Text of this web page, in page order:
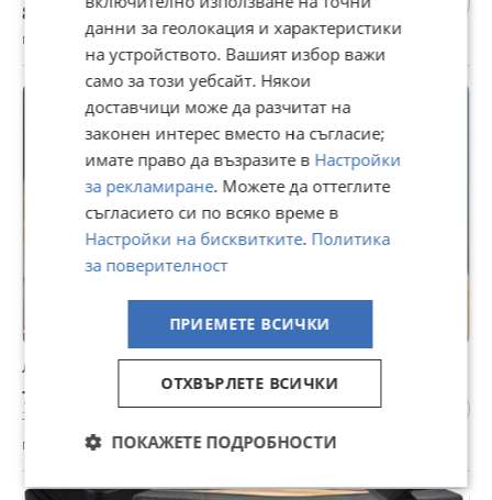
8,18 €
гр. Ямбол, Каргон, 25 юли
лазерен нивелир Bosch
74 €
79 €
гр. Ямбол, Владимир Заимов, 28 юли
данни за геолокация и характеристики
на устройството. Вашият избор важи
само за този уебсайт. Някои
доставчици може да разчитат на
законен интерес вместо на съгласие;
имате право да възразите в Настройки
за рекламиране. Можете да оттеглите
съгласието си по всяко време в
Настройки на бисквитките. Политика
за поверителност
ПРИЕМЕТЕ ВСИЧКИ
ОТХВЪРЛЕТЕ ВСИЧКИ
ПОКАЖЕТЕ ПОДРОБНОСТИ